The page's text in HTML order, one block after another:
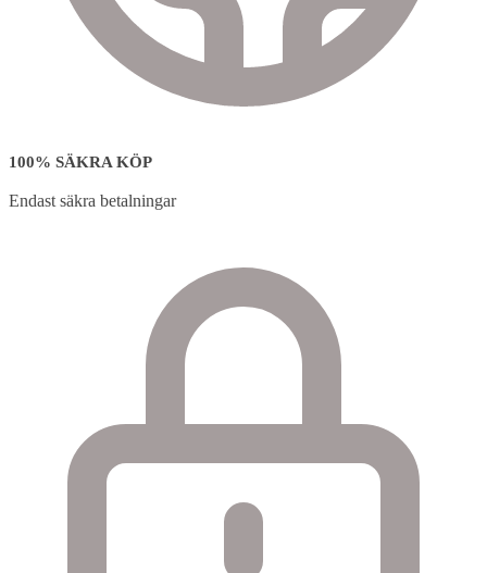
100% SÄKRA KÖP
Endast säkra betalningar